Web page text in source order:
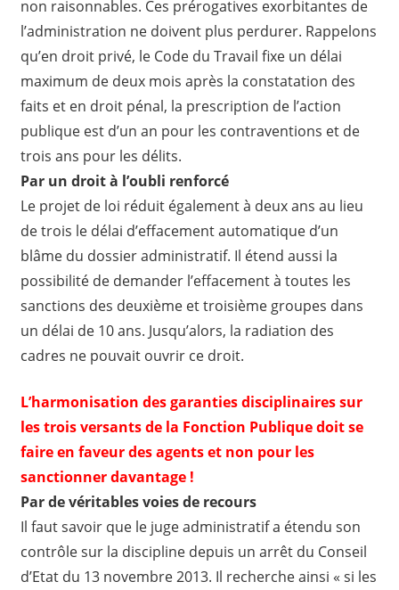
non raisonnables. Ces prérogatives exorbitantes de
l’administration ne doivent plus perdurer. Rappelons
qu’en droit privé, le Code du Travail fixe un délai
maximum de deux mois après la constatation des
faits et en droit pénal, la prescription de l’action
publique est d’un an pour les contraventions et de
trois ans pour les délits.
Par un droit à l’oubli renforcé
Le projet de loi réduit également à deux ans au lieu
de trois le délai d’effacement automatique d’un
blâme du dossier administratif. Il étend aussi la
possibilité de demander l’effacement à toutes les
sanctions des deuxième et troisième groupes dans
un délai de 10 ans. Jusqu’alors, la radiation des
cadres ne pouvait ouvrir ce droit.
L’harmonisation des garanties disciplinaires sur
les trois versants de la Fonction Publique doit se
faire en faveur des agents et non pour les
sanctionner davantage !
Par de véritables voies de recours
Il faut savoir que le juge administratif a étendu son
contrôle sur la discipline depuis un arrêt du Conseil
d’Etat du 13 novembre 2013. Il recherche ainsi « si les